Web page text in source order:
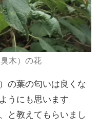
木）の花
の葉の匂いは良くな
うにも思います
、と教えてもらいまし